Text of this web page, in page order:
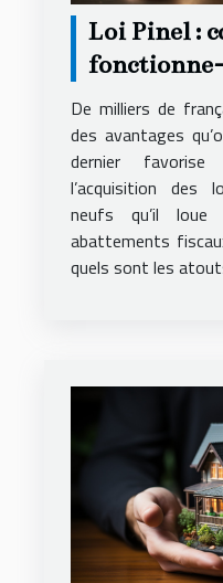
Loi Pinel :
De milliers de
des avantages
dernier
l’acquisition des
neufs qu’il
abattements
quels sont les